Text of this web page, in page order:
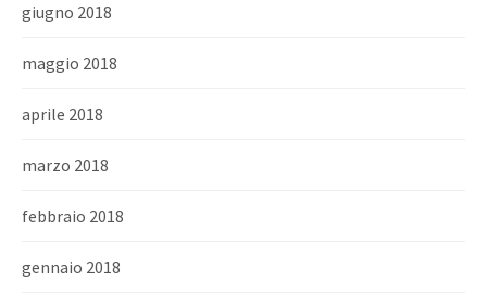
giugno 2018
maggio 2018
aprile 2018
marzo 2018
febbraio 2018
gennaio 2018